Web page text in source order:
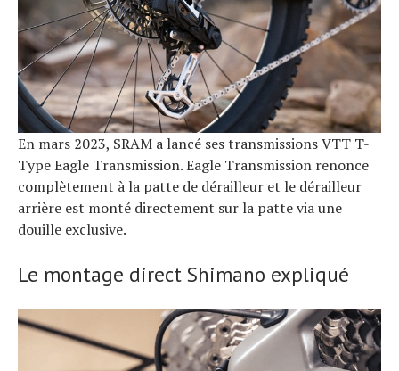
En mars 2023, SRAM a lancé ses transmissions VTT T-
Type Eagle Transmission. Eagle Transmission renonce
complètement à la patte de dérailleur et le dérailleur
arrière est monté directement sur la patte via une
douille exclusive.
Le montage direct Shimano expliqué